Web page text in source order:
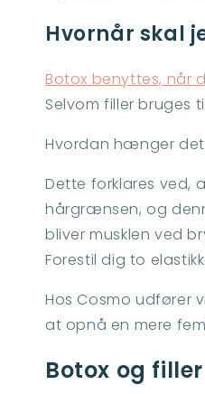
Hvornår skal
Botox benyttes, når
Selvom filler bruges
Hvordan hænger
Dette forklares ved,
hårgrænsen, og
bliver musklen ved
Forestil dig to
Hos Cosmo udfører
at opnå en mere
Botox og